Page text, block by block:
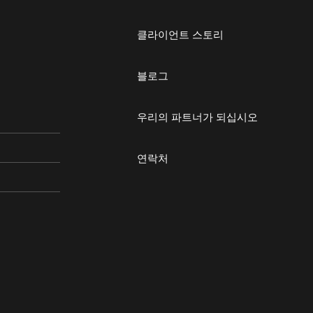
클라이언트 스토리
블로그
우리의 파트너가 되십시오
연락처